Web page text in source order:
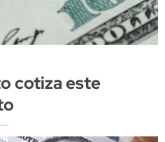
cotiza este